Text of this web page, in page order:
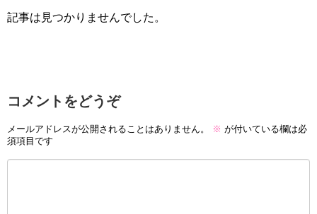
記事は見つかりませんでした。
コメントをどうぞ
メールアドレスが公開されることはありません。 ※ が付いている欄は必
須項目です